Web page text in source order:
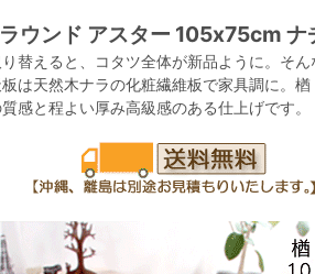
ウンド アスター 105x75cm ナ
替えると、コタツ全体が新品ように。そ
は天然木ナラの化粧繊維板で家具調に。
感と程よい厚み高級感のある仕上げです。